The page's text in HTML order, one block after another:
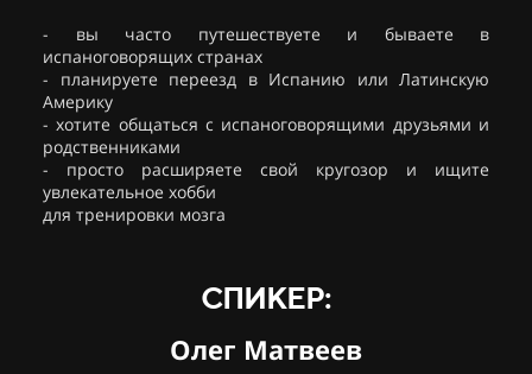
- вы часто путешествуете и бываете в
испаноговорящих странах
- планируете переезд в Испанию или Латинскую
Америку
- хотите общаться с испаноговорящими друзьями и
родственниками
- просто расширяете свой кругозор и ищите
увлекательное хобби
для тренировки мозга
СПИКЕР:
Олег Матвеев